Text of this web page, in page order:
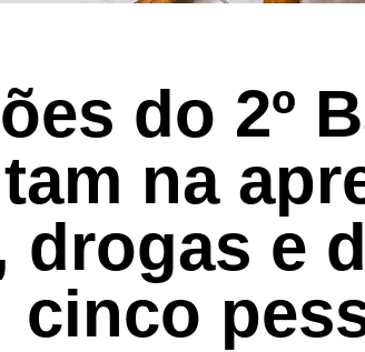
do 2º
na
drogas e
cinco